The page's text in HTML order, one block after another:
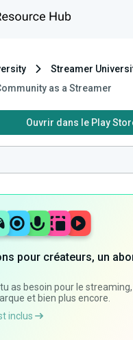
Streamer
as a Streamer
Ouvrir dans le Play
pour créateurs, un
as besoin pour le
et bien plus encore.
inclus